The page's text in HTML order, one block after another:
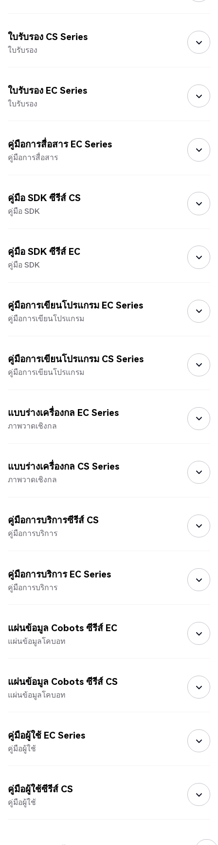
ใบรับรอง CS Series
ใบรับรอง
ใบรับรอง EC Series
ใบรับรอง
คู่มือการสื่อสาร EC Series
คู่มือการสื่อสาร
คู่มือ SDK ซีรีส์ CS
คู่มือ SDK
คู่มือ SDK ซีรีส์ EC
คู่มือ SDK
คู่มือการเขียนโปรแกรม EC Series
คู่มือการเขียนโปรแกรม
คู่มือการเขียนโปรแกรม CS Series
คู่มือการเขียนโปรแกรม
แบบร่างเครื่องกล EC Series
ภาพวาดเชิงกล
แบบร่างเครื่องกล CS Series
ภาพวาดเชิงกล
คู่มือการบริการซีรีส์ CS
คู่มือการบริการ
คู่มือการบริการ EC Series
คู่มือการบริการ
แผ่นข้อมูล Cobots ซีรีส์ EC
แผ่นข้อมูลโคบอท
แผ่นข้อมูล Cobots ซีรีส์ CS
แผ่นข้อมูลโคบอท
คู่มือผู้ใช้ EC Series
คู่มือผู้ใช้
คู่มือผู้ใช้ซีรีส์ CS
คู่มือผู้ใช้